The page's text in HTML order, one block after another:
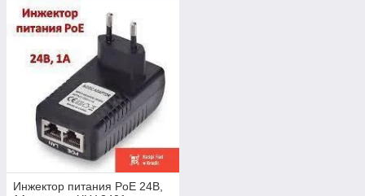
Инжектор питания PoE 24В,